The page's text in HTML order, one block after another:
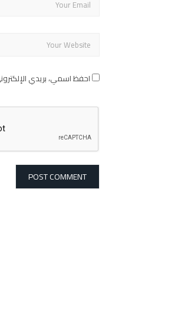
احفظ اسمي، بريدي